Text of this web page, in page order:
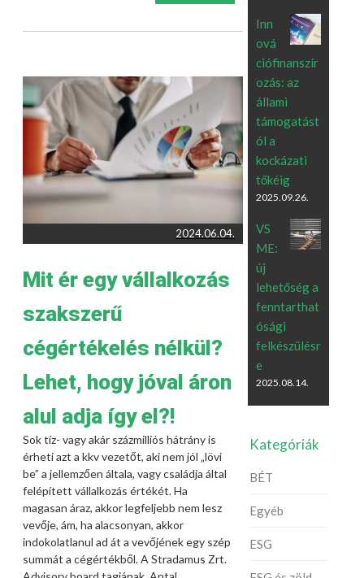
2024.06.04.
Mit ér egy vállalkozás
szakszerű
cégértékelés nélkül?
Lehet, hogy jóval áron
alul adja így el?!
Sok tíz- vagy akár százmilliós hátrány is
érheti azt a kkv vezetőt, aki nem jól „lövi
be” a jellemzően általa, vagy családja által
felépített vállalkozás értékét. Ha
magasan áraz, akkor legfeljebb nem lesz
vevője, ám, ha alacsonyan, akkor
indokolatlanul ad át a vevőjének egy szép
summát a cégértékből. A Stradamus Zrt.
Inn
ová
ciófinanszír
ozás: az
állami
támogatást
ól a
kockázati
tőkéig
2025.09.26.
VS
ME:
új
lehetőség a
fenntarthat
ósági
felkészülésr
e
2025.08.14.
Kategóriák
BÉT
Egyéb
ESG